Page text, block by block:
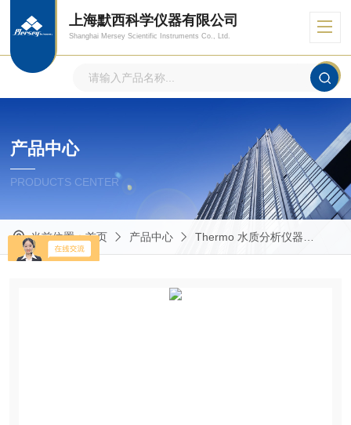
上海默西科学仪器有限公司
Shanghai Mersey Scientific Instruments Co., Ltd.
产品中心
PRODUCTS CENTER
当前位置：首页 产品中心 Thermo 水质分析仪器